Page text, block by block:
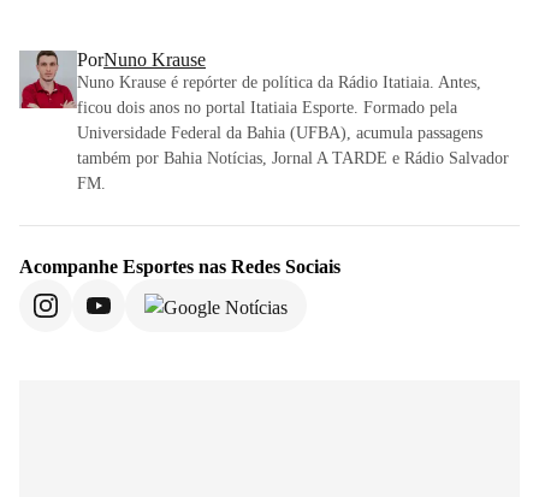
PorNuno Krause
Nuno Krause é repórter de política da Rádio Itatiaia. Antes,
ficou dois anos no portal Itatiaia Esporte. Formado pela
Universidade Federal da Bahia (UFBA), acumula passagens
também por Bahia Notícias, Jornal A TARDE e Rádio Salvador
FM.
Acompanhe Esportes nas Redes Sociais